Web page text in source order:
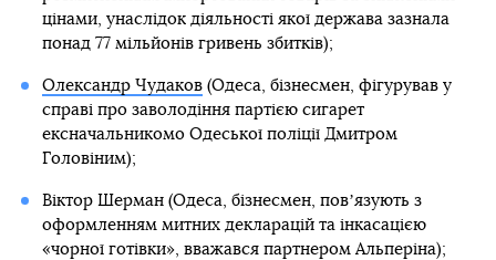
цінами, унаслідок діяльності якої держава зазнала
понад 77 мільйонів гривень збитків);
Олександр Чудаков(Одеса, бізнесмен, фігурував у
справі про заволодіння партією сигарет
ексначальникомо Одеської поліції Дмитром
Головіним);
Віктор Шерман (Одеса, бізнесмен, повʼязують з
оформленням митних декларацій та інкасацією
«чорної готівки», вважався партнером Альперіна);